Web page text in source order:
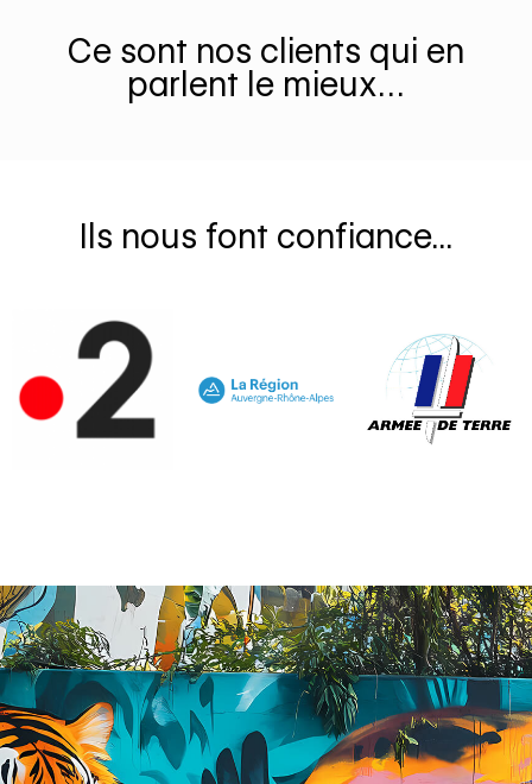
Ce sont nos clients qui en
parlent le mieux…
Ils nous font confiance...